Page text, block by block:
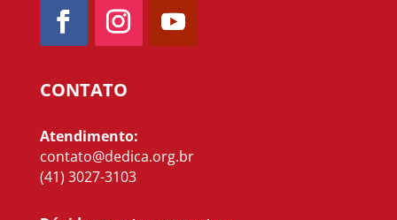
CONTATO
Atendimento:
contato@dedica.org.br
(41) 3027-3103